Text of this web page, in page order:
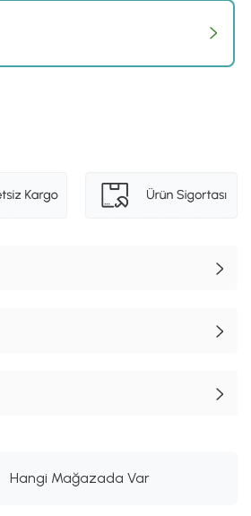
Hangi Mağazada Var